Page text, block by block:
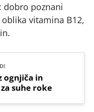
dobro poznani
vitamina B12,
ognjiča in
suhe roke